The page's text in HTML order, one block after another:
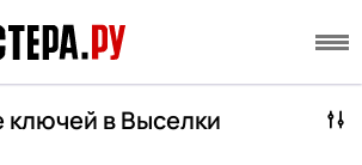
ключей в Выселки